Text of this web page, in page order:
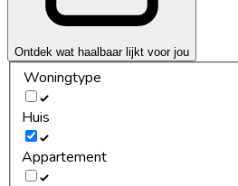
Ontdek wat haalbaar lijkt voor jou
Woningtype
Huis
Appartement